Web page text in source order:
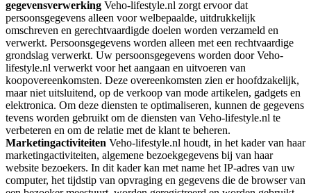
gegevensverwerking Veho-lifestyle.nl zorgt ervoor dat
persoonsgegevens alleen voor welbepaalde, uitdrukkelijk
omschreven en gerechtvaardigde doelen worden verzameld en
verwerkt. Persoonsgegevens worden alleen met een rechtvaardige
grondslag verwerkt. Uw persoonsgegevens worden door Veho-
lifestyle.nl verwerkt voor het aangaan en uitvoeren van
koopovereenkomsten. Deze overeenkomsten zien er hoofdzakelijk,
maar niet uitsluitend, op de verkoop van mode artikelen, gadgets en
elektronica. Om deze diensten te optimaliseren, kunnen de gegevens
tevens worden gebruikt om de diensten van Veho-lifestyle.nl te
verbeteren en om de relatie met de klant te beheren.
Marketingactiviteiten Veho-lifestyle.nl houdt, in het kader van haar
marketingactiviteiten, algemene bezoekgegevens bij van haar
website bezoekers. In dit kader kan met name het IP-adres van uw
computer, het tijdstip van opvraging en gegevens die de browser van